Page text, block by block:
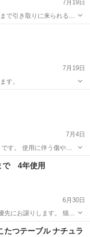
7月19日
で引き取りに来られる方
入して下さい。 こたつの
7月19日
す。
7月4日
傷や汚
のみお願いいたします。
。また、裏面の布に破れ
ダイニング
で 4年使用
6月30日
お譲りします。 猫を
t...
たつテーブル ナチュラ